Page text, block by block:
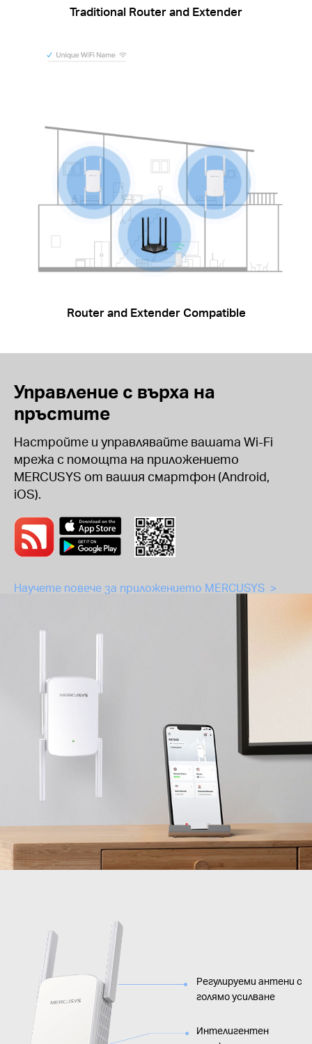
Traditional Router and Extender
Router and Extender Compatible
Управление с върха на
пръстите
Настройте и управлявайте вашата Wi-Fi
мрежа с помощта на приложението
MERCUSYS от вашия смартфон (Android,
iOS).
Научете повече за приложението MERCUSYS >
Регулируеми антени с
голямо усилване
Интелигентен